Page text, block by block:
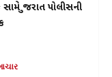
ગુજરાત પોલીસની